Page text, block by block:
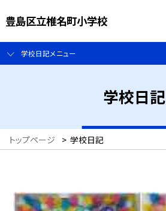
豊島区立椎名町小学校
学校日記メニュー
学校日記
トップページ > 学校日記